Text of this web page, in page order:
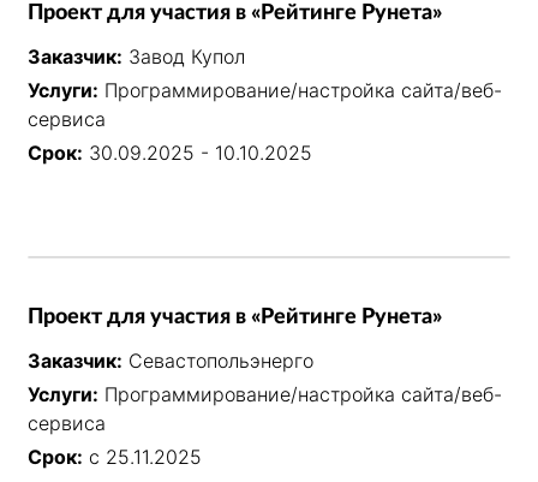
Проект для участия в «Рейтинге Рунета»
Заказчик: Завод Купол
Услуги: Программирование/настройка сайта/веб-
сервиса
Срок: 30.09.2025 - 10.10.2025
Проект для участия в «Рейтинге Рунета»
Заказчик: Севастопольэнерго
Услуги: Программирование/настройка сайта/веб-
сервиса
Срок: с 25.11.2025